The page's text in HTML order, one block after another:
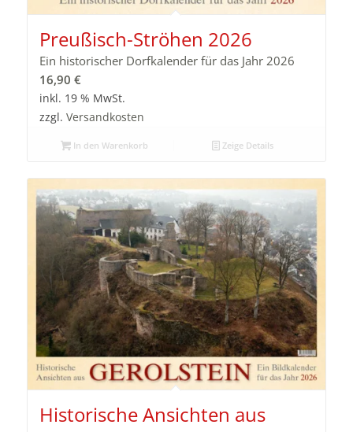
Preußisch-Ströhen 2026
Ein historischer Dorfkalender für das Jahr 2026
16,90 €
inkl. 19 % MwSt.
zzgl. Versandkosten
In den Warenkorb Zeige Details
Historische Ansichten aus